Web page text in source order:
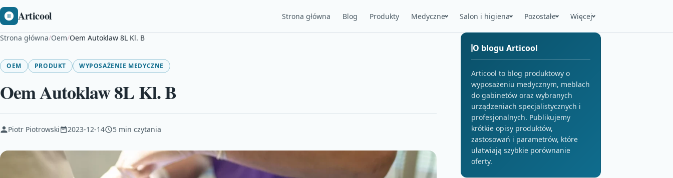
Articool Strona główna Blog Produkty Medyczne Salon i higiena Pozostałe Więcej
Strona główna/Oem/Oem Autoklaw 8L Kl. B
OEM PRODUKT WYPOSAŻENIE MEDYCZNE
Oem Autoklaw 8L Kl. B
Piotr Piotrowski 2023-12-14 5 min czytania
O blogu Articool
Articool to blog produktowy o
wyposażeniu medycznym, meblach
do gabinetów oraz wybranych
urządzeniach specjalistycznych i
profesjonalnych. Publikujemy
krótkie opisy produktów,
zastosowań i parametrów, które
ułatwiają szybkie porównanie
oferty.